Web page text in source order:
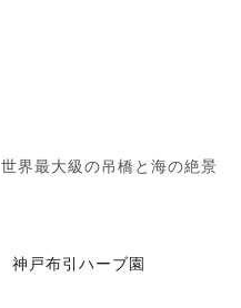
世界最大級の吊橋と海の絶景
神戸布引ハーブ園